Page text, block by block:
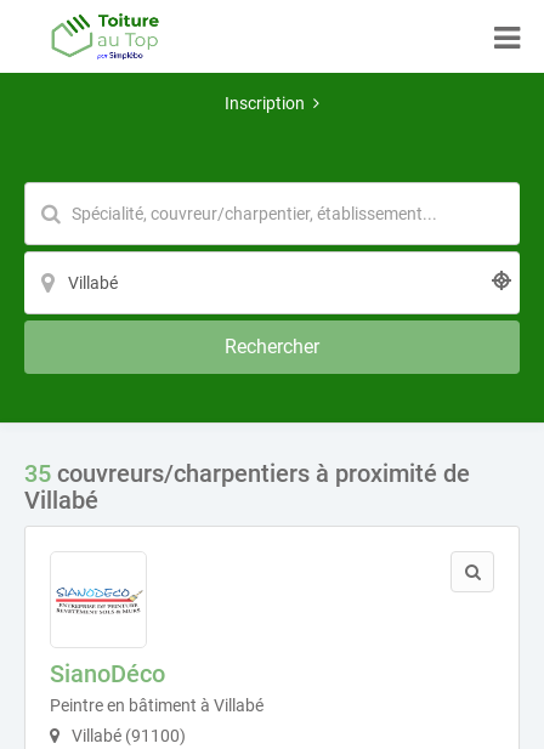
Inscription
Rechercher
35 couvreurs/charpentiers à proximité de
Villabé
SianoDéco
Peintre en bâtiment à Villabé
Villabé (91100)